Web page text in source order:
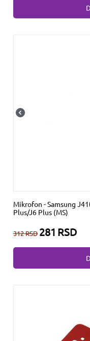
Mikrofon - Samsung
Plus/J6 Plus (MS)
312RSD 281 RSD